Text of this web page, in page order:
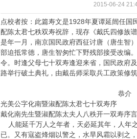
2015-06-24
点校者按：此篇寿文是1928年夏谭延闿任
配陈太君七秩双寿祝辞，现存《戴氏四修族谱
是年一月，南京国民政府西征讨唐（唐生智
部迫抵常德，唐生智匆忙下野残部接受改编
令。时逢父母七十双寿逢迎来省，国民政府
路举行破土典礼，由戴岳师采取兵工政策修
恭介
光美公字化南暨淑配陈太君七十双寿序
戴化南先生暨淑配陈太夫人八秩开一双寿序言
人能延千万人之年者，天必延其年，人年
已。又有寇盗烽烟以警之，水旱风霜以剥之